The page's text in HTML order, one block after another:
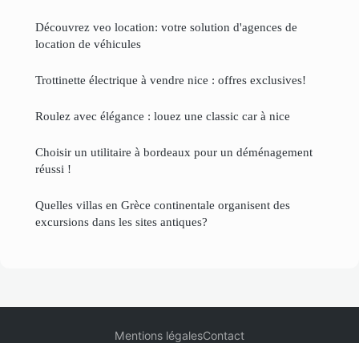
Découvrez veo location: votre solution d'agences de
location de véhicules
Trottinette électrique à vendre nice : offres exclusives!
Roulez avec élégance : louez une classic car à nice
Choisir un utilitaire à bordeaux pour un déménagement
réussi !
Quelles villas en Grèce continentale organisent des
excursions dans les sites antiques?
Mentions légalesContact